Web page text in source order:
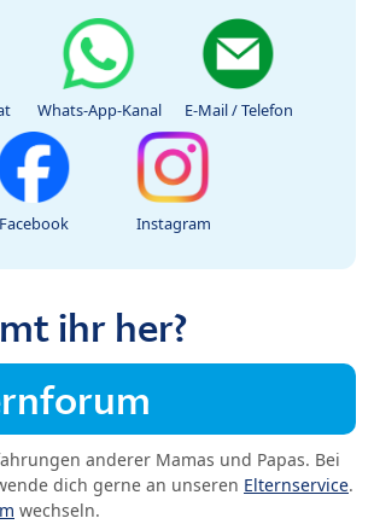
Whats-App-Kanal E-Mail / Telefon
Facebook Instagram
ihr her?
anderer Mamas und Papas. Bei
dich gerne an unseren Elternservice.
wechseln.